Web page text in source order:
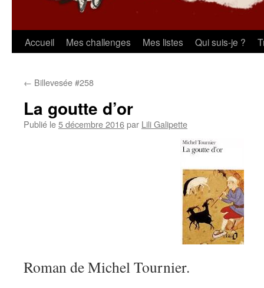
Aller
contenu
Accueil Mes challenges Mes listes Qui suis-je ?
← Billevesée #258
La goutte d’or
Publié le5 décembre 2016par Lili Galipette
Roman de Michel Tournier.